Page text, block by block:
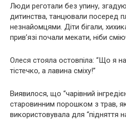
Люди реготали без упину,
дитинства, танцювали посеред
незнайомцями. Діти бігали,
прив’язі почали мекати, ніби
Олеся стояла остовпіла: “Що я
тістечко, а лавина сміху!”
Виявилося, що “чарівний
старовинним порошком з трав,
використовувала для “підняття